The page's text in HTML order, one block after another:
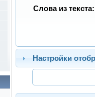
Слова из текста:
Настройки